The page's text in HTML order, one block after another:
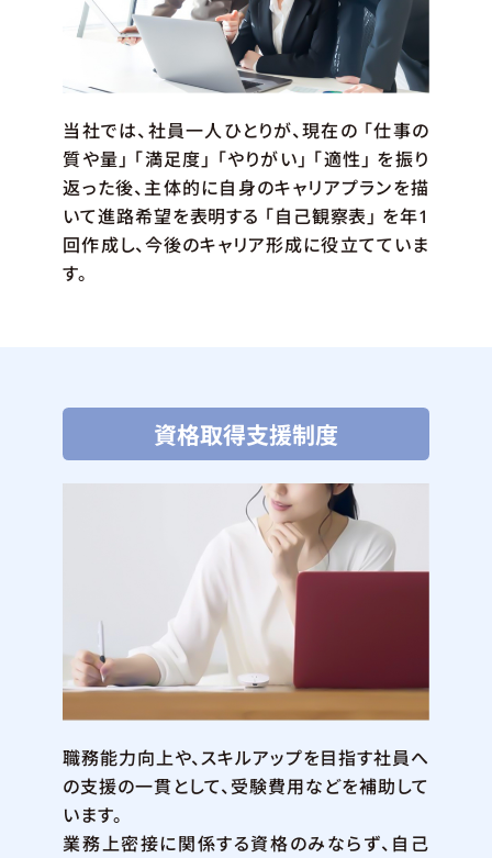
当社では、社員一人ひとりが、現在の 「仕事の
質や量」 「満足度」 「やりがい」 「適性」 を振り
返った後、主体的に自身のキャリアプランを描
いて進路希望を表明する 「自己観察表」 を年1
回作成し、今後のキャリア形成に役立てていま
す。
資格取得支援制度
職務能力向上や、スキルアップを目指す社員へ
の支援の一貫として、受験費用などを補助して
います。
業務上密接に関係する資格のみならず、自己